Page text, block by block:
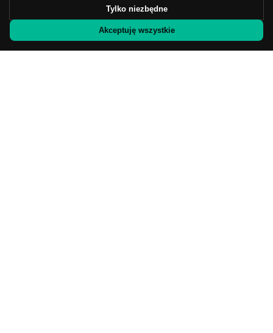
Radom
Tylko niezbędne
Akceptuję wszystkie